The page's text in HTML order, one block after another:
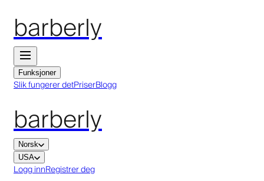
barberly
Funksjoner
Slik fungerer detPriserBlogg
barberly
Norsk
USA
Logg innRegistrer deg